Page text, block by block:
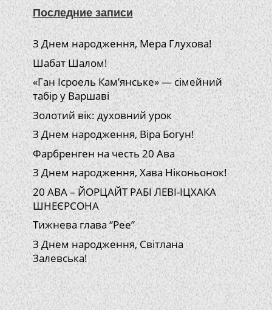
Последние записи
З Днем народження, Мера Глухова!
Шабат Шалом!
«Ган Ісроель Кам’янське» — сімейний
табір у Варшаві
Золотий вік: духовний урок
З Днем народження, Віра Богун!
Фарбренген на честь 20 Ава
З Днем народження, Хава Ніконьонок!
20 АВА – ЙОРЦАЙТ РАБІ ЛЕВІ-ІЦХАКА
ШНЕЄРСОНА
Тижнева глава “Рее”
З Днем народження, Світлана
Залевська!